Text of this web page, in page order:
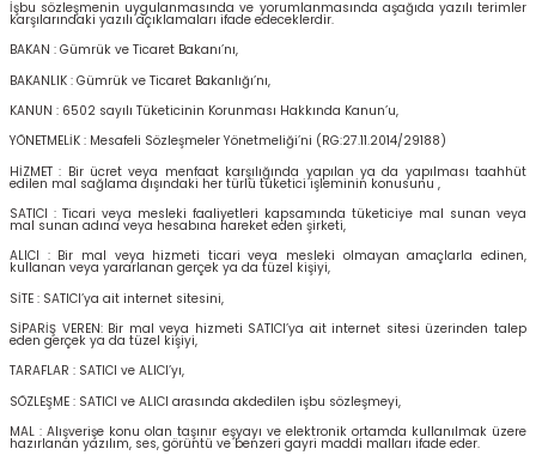
İşbu sözleşmenin uygulanmasında ve yorumlanmasında aşağıda yazılı terimler
karşılarındaki yazılı açıklamaları ifade edeceklerdir.
BAKAN : Gümrük ve Ticaret Bakanı’nı,
BAKANLIK : Gümrük ve Ticaret Bakanlığı’nı,
KANUN : 6502 sayılı Tüketicinin Korunması Hakkında Kanun’u,
YÖNETMELİK : Mesafeli Sözleşmeler Yönetmeliği’ni (RG:27.11.2014/29188)
HİZMET : Bir ücret veya menfaat karşılığında yapılan ya da yapılması taahhüt
edilen mal sağlama dışındaki her türlü tüketici işleminin konusunu ,
SATICI : Ticari veya mesleki faaliyetleri kapsamında tüketiciye mal sunan veya
mal sunan adına veya hesabına hareket eden şirketi,
ALICI : Bir mal veya hizmeti ticari veya mesleki olmayan amaçlarla edinen,
kullanan veya yararlanan gerçek ya da tüzel kişiyi,
SİTE : SATICI’ya ait internet sitesini,
SİPARİŞ VEREN: Bir mal veya hizmeti SATICI’ya ait internet sitesi üzerinden talep
eden gerçek ya da tüzel kişiyi,
TARAFLAR : SATICI ve ALICI’yı,
SÖZLEŞME : SATICI ve ALICI arasında akdedilen işbu sözleşmeyi,
MAL : Alışverişe konu olan taşınır eşyayı ve elektronik ortamda kullanılmak üzere
hazırlanan yazılım, ses, görüntü ve benzeri gayri maddi malları ifade eder.